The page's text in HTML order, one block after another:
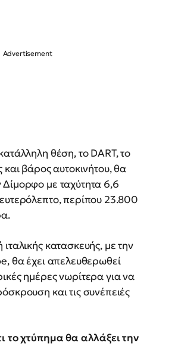
θέση, το DART, το
και βάρος αυτοκινήτου, θα
με ταχύτητα 6,6
περίπου 23.800
κατασκευής, με την
θα έχει απελευθερωθεί
ημέρες νωρίτερα για να
και τις συνέπειές
το χτύπημα θα αλλάξει την